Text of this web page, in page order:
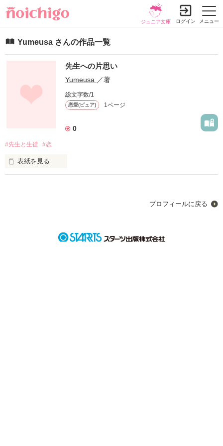
メニュー
ジュニア文庫 ログイン
Yumeusa さんの作品一覧
先生への片思い
Yumeusa ／著
総文字数/1
恋愛(ピュア) 1ページ
0
#先生と生徒 #恋
表紙を見る
プロフィールに戻る